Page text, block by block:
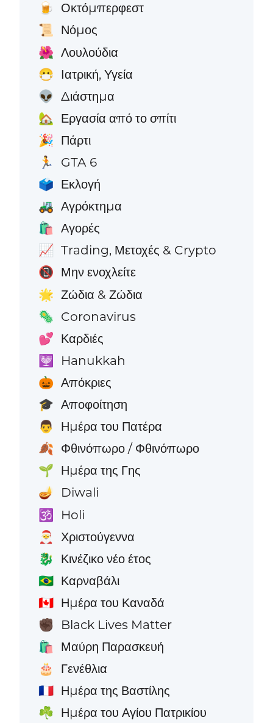
🍺 Οκτόμπερφεστ
📜 Νόμος
🌺 Λουλούδια
😷 Ιατρική, Υγεία
👽 Διάστημα
🏡 Εργασία από το σπίτι
🎉 Πάρτι
🏃 GTA 6
🗳️ Εκλογή
🚜 Αγρόκτημα
🛍️ Αγορές
📈 Trading, Μετοχές & Crypto
📵 Μην ενοχλείτε
🌟 Ζώδια & Ζώδια
🦠 Coronavirus
💕 Καρδιές
🕎 Hanukkah
🎃 Απόκριες
🎓 Αποφοίτηση
👨 Ημέρα του Πατέρα
🍂 Φθινόπωρο / Φθινόπωρο
🌱 Ημέρα της Γης
🪔 Diwali
🕉️ Holi
🎅 Χριστούγεννα
🐉 Κινέζικο νέο έτος
🇧🇷 Καρναβάλι
🇨🇦 Ημέρα του Καναδά
✊🏿 Black Lives Matter
🛍️ Μαύρη Παρασκευή
🎂 Γενέθλια
🇫🇷 Ημέρα της Βαστίλης
☘️ Ημέρα του Αγίου Πατρικίου